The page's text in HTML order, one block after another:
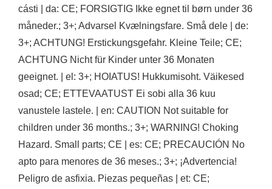
cásti | da: CE; FORSIGTIG Ikke egnet til børn under 36
måneder.; 3+; Advarsel Kvælningsfare. Små dele | de:
3+; ACHTUNG! Erstickungsgefahr. Kleine Teile; CE;
ACHTUNG Nicht für Kinder unter 36 Monaten
geeignet. | el: 3+; HOIATUS! Hukkumisoht. Väikesed
osad; CE; ETTEVAATUST Ei sobi alla 36 kuu
vanustele lastele. | en: CAUTION Not suitable for
children under 36 months.; 3+; WARNING! Choking
Hazard. Small parts; CE | es: CE; PRECAUCIÓN No
apto para menores de 36 meses.; 3+; ¡Advertencia!
Peligro de asfixia. Piezas pequeñas | et: CE;